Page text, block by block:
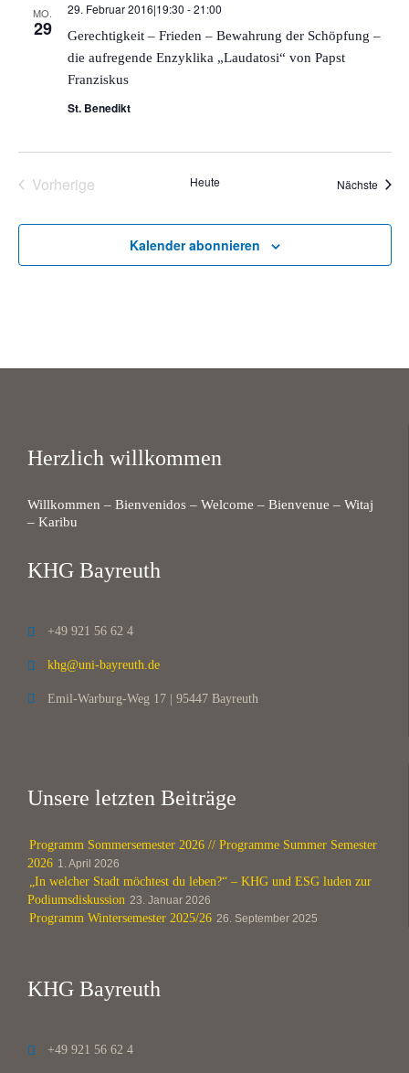
MO.
29
Gerechtigkeit – Frieden – Bewahrung der Schöpfung –
die aufregende Enzyklika „Laudatosi“ von Papst
Franziskus
29. Februar 2016|19:30 -21:00
St. Benedikt
Vorherige
Heute Nächste
Kalender abonnieren
Herzlich willkommen
Willkommen – Bienvenidos – Welcome – Bienvenue – Witaj
– Karibu
KHG Bayreuth
 +49 921 56 62 4
 khg@uni-bayreuth.de
 Emil-Warburg-Weg 17 | 95447 Bayreuth
Unsere letzten Beiträge
Programm Sommersemester 2026 // Programme Summer Semester
2026 1. April 2026
„In welcher Stadt möchtest du leben?“ – KHG und ESG luden zur
Podiumsdiskussion 23. Januar 2026
Programm Wintersemester 2025/26 26. September 2025
KHG Bayreuth
 +49 921 56 62 4